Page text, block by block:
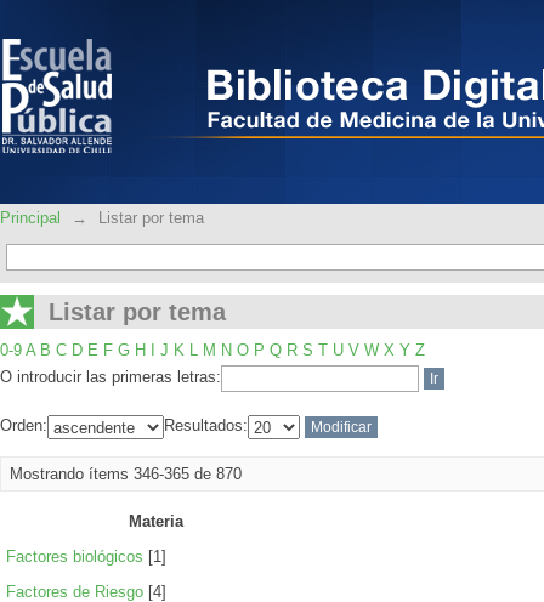
Principal → Listar por tema
Listar por tema
0-9 A B C D E F G H J K L M N O P Q R S T U V W X Y Z
O introducir las primeras letras:
Orden: Resultados:
Mostrando ítems 346-365 de 870
Materia
Factores biológicos [1]
Factores de Riesgo [4]